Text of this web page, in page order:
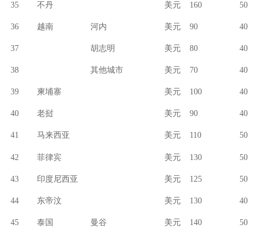
35 不丹 美元 160 50
36 越南 河内 美元 90 40
37 胡志明 美元 80 40
38 其他城市 美元 70 40
39 柬埔寨 美元 100 40
40 老挝 美元 90 40
41 马来西亚 美元 110 50
42 菲律宾 美元 130 50
43 印度尼西亚 美元 125 50
44 东帝汶 美元 130 40
45 泰国 曼谷 美元 140 50